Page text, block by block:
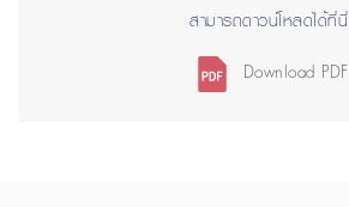
สามารถดาวน์โหลดได้ที่นี่
Download PDF